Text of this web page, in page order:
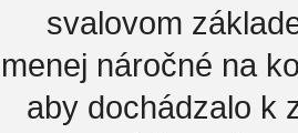
svalovom
menej náročné na
aby dochádzalo k